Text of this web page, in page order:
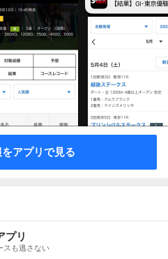
アプリで見る
プリ
スも逃さない